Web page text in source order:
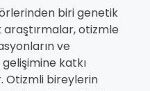
biri genetik
araştırmalar, otizmle
ve
katkı
Otizmli bireylerin